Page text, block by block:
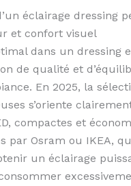
éclairage dressing
et confort visuel
dans un dressing
de qualité et
En 2025, la
s’oriente
compactes et
par Osram ou IKEA,
un éclairage